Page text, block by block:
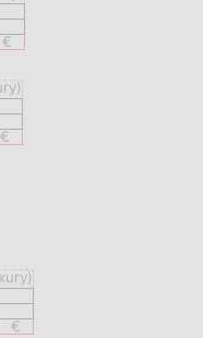
€
€
€